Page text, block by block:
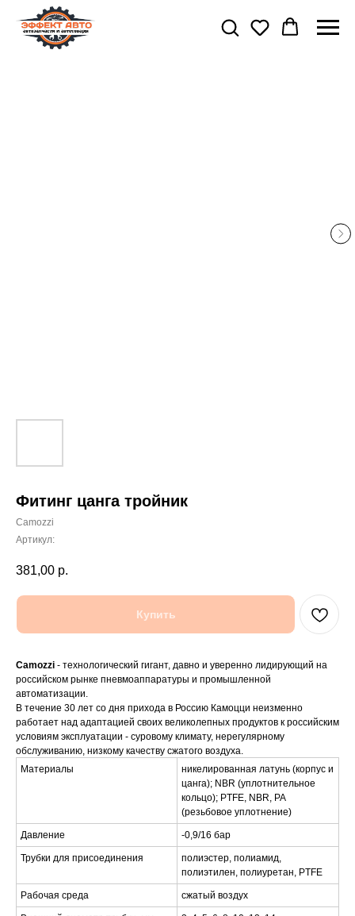
Фитинг цанга тройник
Camozzi
Артикул:
381,00 р.
Купить
Camozzi - технологический гигант, давно и уверенно лидирующий на
российском рынке пневмоаппаратуры и промышленной
автоматизации.
В течение 30 лет со дня прихода в Россию Камоцци неизменно
работает над адаптацией своих великолепных продуктов к российским
условиям эксплуатации - суровому климату, нерегулярному
обслуживанию, низкому качеству сжатого воздуха.
Материалы
никелированная латунь (корпус и
цанга); NBR (уплотнительное
кольцо); PTFE, NBR, PA
(резьбовое уплотнение)
Давление -0,9/16 бар
Трубки для присоединения
полиэстер, полиамид,
полиэтилен, полиуретан, PTFE
Рабочая среда сжатый воздух